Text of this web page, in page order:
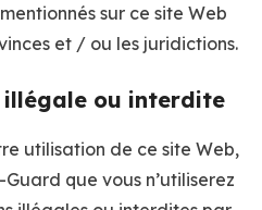
sur ce site Web
et / ou les juridictions.
ou interdite
utilisation de ce site Web,
que vous n’utiliserez